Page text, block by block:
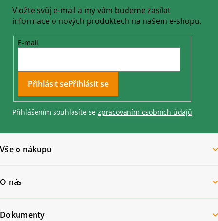
Vložte svůj e-mail a my vám budeme zasílat
informace o nových produktech na našem e-shopu.
E-mail
Přihlásit se
Přihlášením souhlasíte se zpracovaním osobních údajů
Vše o nákupu
O nás
Dokumenty